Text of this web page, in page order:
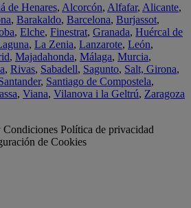
de Henares, Alcorcón, Alfafar, Alicante,
, Barakaldo, Barcelona, Burjassot,
, Elche, Finestrat, Granada, Huércal de
, La Zenia, Lanzarote, León,
, Majadahonda, Málaga, Murcia,
, Rivas, Sabadell, Sagunto, Salt, Girona,
, Santiago de Compostela,
, Viana, Vilanova i la Geltrú, Zaragoza
Condiciones Política de privacidad
de Cookies